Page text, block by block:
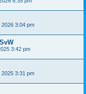
3:04 pm
3:42 pm
3:31 pm